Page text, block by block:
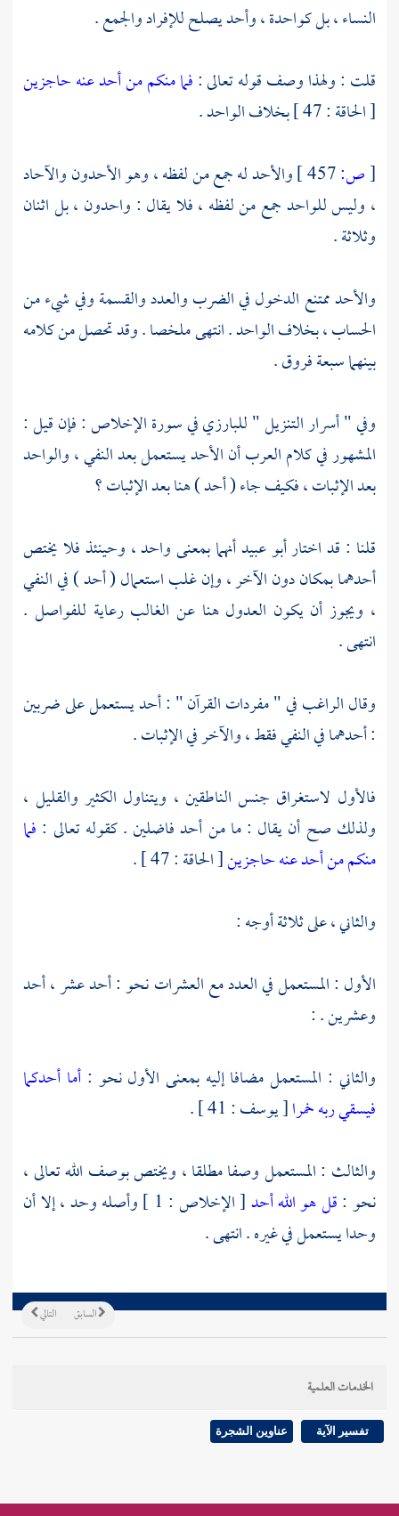
النساء ، بل كواحدة ، وأحد يصلح للإفراد والجمع .
قلت : ولهذا وصف قوله تعالى :فما منكم من أحد عنه حاجزين
[ الحاقة : 47 ] بخلاف الواحد .
[ص:
والأحد له جمع من لفظه ، وهو الأحدون والآحاد
، وليس للواحد جمع من لفظه ، فلا يقال : واحدون ، بل اثنان
وثلاثة .
والأحد ممتنع الدخول في الضرب والعدد والقسمة وفي شيء من
الحساب ، بخلاف الواحد . انتهى ملخصا . وقد تحصل من كلامه
بينهما سبعة فروق .
وفي " أسرار التنزيل "للبارزيفي سورة الإخلاص : فإن قيل :
المشهور في كلام العرب أن الأحد يستعمل بعد النفي ، والواحد
بعد الإثبات ، فكيف جاء ( أحد ) هنا بعد الإثبات ؟
قلنا : قد اختارأبو عبيدأنهما بمعنى واحد ، وحينئذ فلا يختص
أحدهما بمكان دون الآخر ، وإن غلب استعمال ( أحد ) في النفي
، ويجوز أن يكون العدول هنا عن الغالب رعاية للفواصل .
انتهى .
وقالالراغبفي " مفردات القرآن " : أحد يستعمل على ضربين
: أحدهما في النفي فقط ، والآخر في الإثبات .
فالأول لاستغراق جنس الناطقين ، ويتناول الكثير والقليل ،
ولذلك صح أن يقال : ما من أحد فاضلين . كقوله تعالى : فما
منكم من أحد عنه حاجزين[ الحاقة : 47 ] .
والثاني ، على ثلاثة أوجه :
الأول : المستعمل في العدد مع العشرات نحو : أحد عشر ، أحد
وعشرين . :
والثاني : المستعمل مضافا إليه بمعنى الأول نحو : أما أحدكما
فيسقي ربه خمرا[ يوسف : 41 ] .
والثالث : المستعمل وصفا مطلقا ، ويختص بوصف الله تعالى ،
نحو :قل هو الله أحد
[ الإخلاص : 1 ] وأصله وحد ، إلا أن
وحدا يستعمل في غيره . انتهى .
التالي السابق
الخدمات العلمية
تفسير الآية عناوين الشجرة